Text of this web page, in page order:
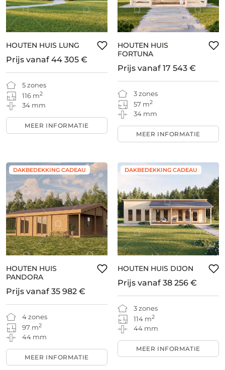
HOUTEN HUIS LUNG
5 zones
116 m2
34 mm
Prijs vanaf 44 305 €
MEER INFORMATIE
HOUTEN HUIS
FORTUNA
3 zones
57 m2
34 mm
Prijs vanaf 17 543 €
MEER INFORMATIE
DAKBEDEKKING CADEAU
HOUTEN HUIS
PANDORA
4 zones
97 m2
44 mm
Prijs vanaf 35 982 €
MEER INFORMATIE
DAKBEDEKKING CADEAU
HOUTEN HUIS DIJON
3 zones
114 m2
44 mm
Prijs vanaf 38 256 €
MEER INFORMATIE